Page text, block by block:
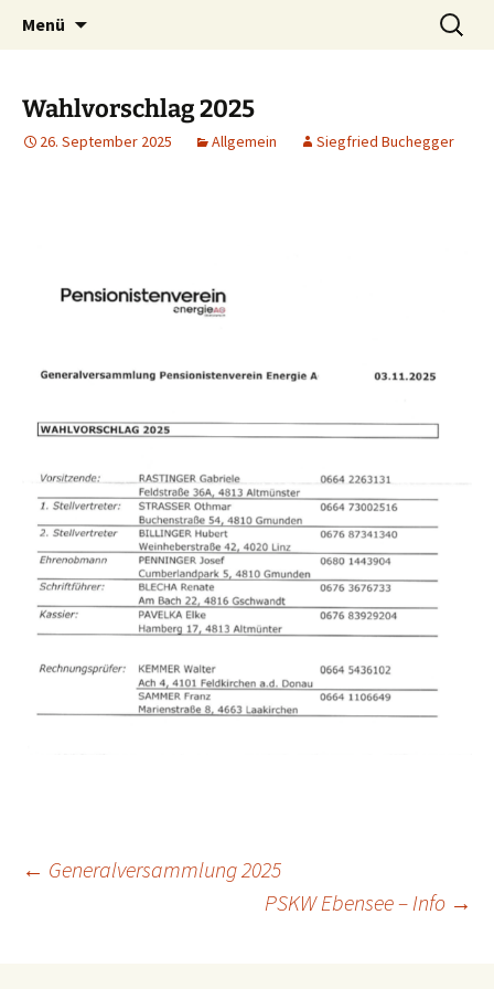
Menü
Suchen
nach:
Wahlvorschlag 2025
26. September 2025 Allgemein Siegfried Buchegger
Beitragsnavigation
← Generalversammlung 2025
PSKW Ebensee – Info →